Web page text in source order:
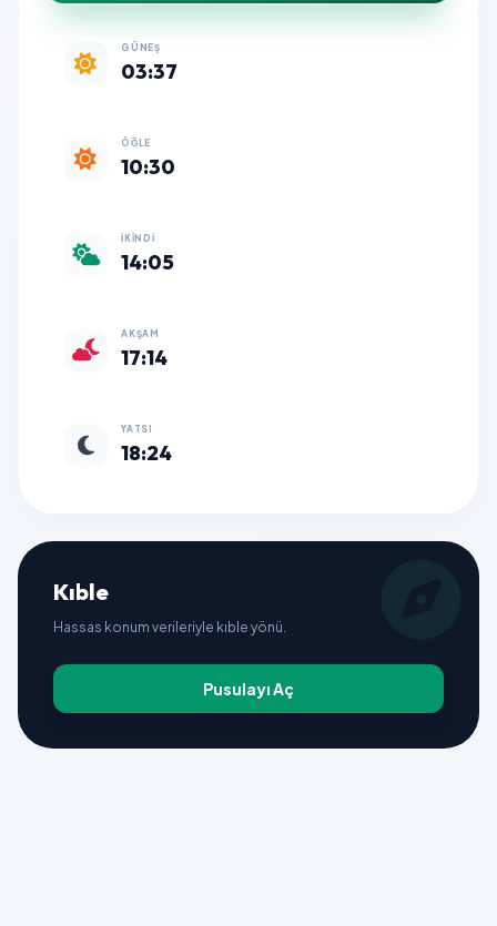
GÜNEŞ
03:37
ÖĞLE
10:30
İKINDI
14:05
AKŞAM
17:14
YATSI
18:24
Kıble
Hassas konum verileriyle kıble yönü.
Pusulayı Aç